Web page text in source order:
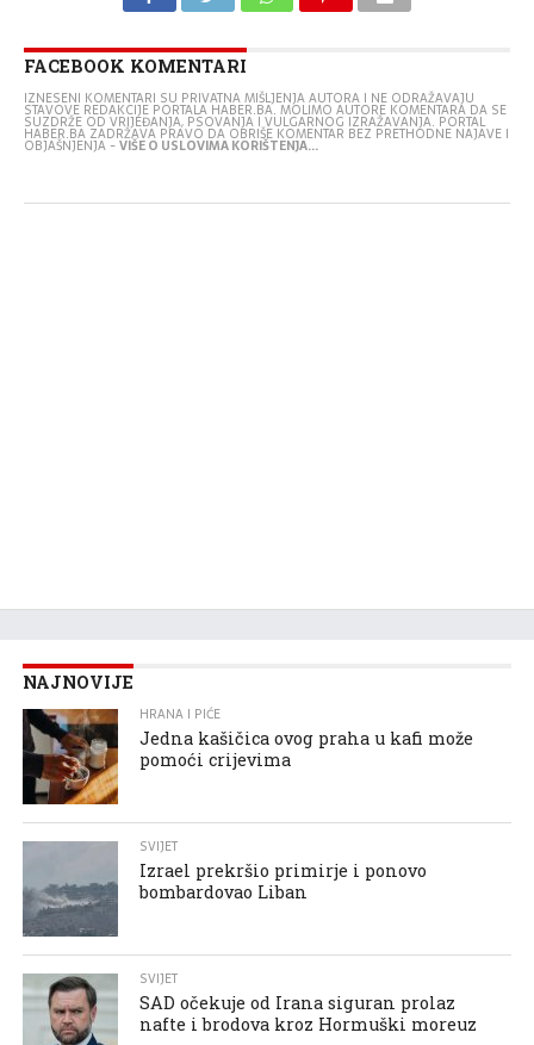
FACEBOOK KOMENTARI
IZNESENI KOMENTARI SU PRIVATNA MIŠLJENJA AUTORA I NE ODRAŽAVAJU
STAVOVE REDAKCIJE PORTALA HABER.BA. MOLIMO AUTORE KOMENTARA DA SE
SUZDRŽE OD VRIJEĐANJA, PSOVANJA I VULGARNOG IZRAŽAVANJA. PORTAL
HABER.BA ZADRŽAVA PRAVO DA OBRIŠE KOMENTAR BEZ PRETHODNE NAJAVE I
OBJAŠNJENJA -VIŠE O USLOVIMA KORIŠTENJA...
NAJNOVIJE
HRANA I PIĆE
Jedna kašičica ovog praha u kafi može
pomoći crijevima
SVIJET
Izrael prekršio primirje i ponovo
bombardovao Liban
SVIJET
SAD očekuje od Irana siguran prolaz
nafte i brodova kroz Hormuški moreuz